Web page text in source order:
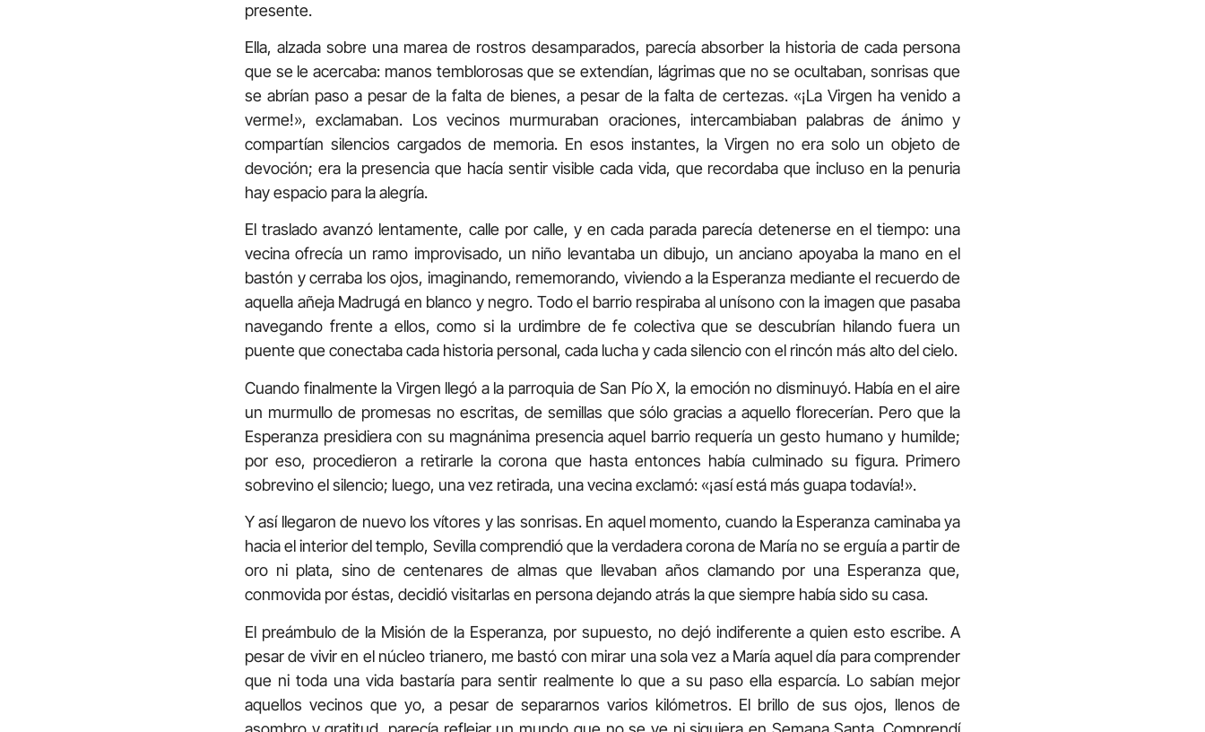
presente.
Ella, alzada sobre una marea de rostros desamparados, parecía absorber la historia de cada persona
que se le acercaba: manos temblorosas que se extendían, lágrimas que no se ocultaban, sonrisas que
se abrían paso a pesar de la falta de bienes, a pesar de la falta de certezas. «¡La Virgen ha venido a
verme!», exclamaban. Los vecinos murmuraban oraciones, intercambiaban palabras de ánimo y
compartían silencios cargados de memoria. En esos instantes, la Virgen no era solo un objeto de
devoción; era la presencia que hacía sentir visible cada vida, que recordaba que incluso en la penuria
hay espacio para la alegría.
El traslado avanzó lentamente, calle por calle, y en cada parada parecía detenerse en el tiempo: una
vecina ofrecía un ramo improvisado, un niño levantaba un dibujo, un anciano apoyaba la mano en el
bastón y cerraba los ojos, imaginando, rememorando, viviendo a la Esperanza mediante el recuerdo de
aquella añeja Madrugá en blanco y negro. Todo el barrio respiraba al unísono con la imagen que pasaba
navegando frente a ellos, como si la urdimbre de fe colectiva que se descubrían hilando fuera un
puente que conectaba cada historia personal, cada lucha y cada silencio con el rincón más alto del cielo.
Cuando finalmente la Virgen llegó a la parroquia de San Pío X, la emoción no disminuyó. Había en el aire
un murmullo de promesas no escritas, de semillas que sólo gracias a aquello florecerían. Pero que la
Esperanza presidiera con su magnánima presencia aquel barrio requería un gesto humano y humilde;
por eso, procedieron a retirarle la corona que hasta entonces había culminado su figura. Primero
sobrevino el silencio; luego, una vez retirada, una vecina exclamó: «¡así está más guapa todavía!».
Y así llegaron de nuevo los vítores y las sonrisas. En aquel momento, cuando la Esperanza caminaba ya
hacia el interior del templo, Sevilla comprendió que la verdadera corona de María no se erguía a partir de
oro ni plata, sino de centenares de almas que llevaban años clamando por una Esperanza que,
conmovida por éstas, decidió visitarlas en persona dejando atrás la que siempre había sido su casa.
El preámbulo de la Misión de la Esperanza, por supuesto, no dejó indiferente a quien esto escribe. A
pesar de vivir en el núcleo trianero, me bastó con mirar una sola vez a María aquel día para comprender
que ni toda una vida bastaría para sentir realmente lo que a su paso ella esparcía. Lo sabían mejor
aquellos vecinos que yo, a pesar de separarnos varios kilómetros. El brillo de sus ojos, llenos de